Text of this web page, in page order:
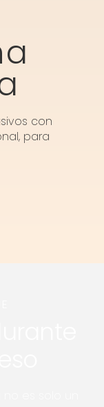
con
para